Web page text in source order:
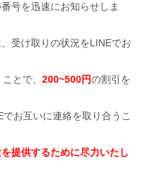
号を迅速にお知らせしま
受け取りの状況をLINEでお
とで、 200~500円の割引を
お互いに連絡を取り合うこ
提供するために尽力いたし